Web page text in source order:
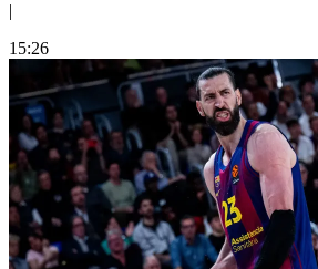
|
15:26